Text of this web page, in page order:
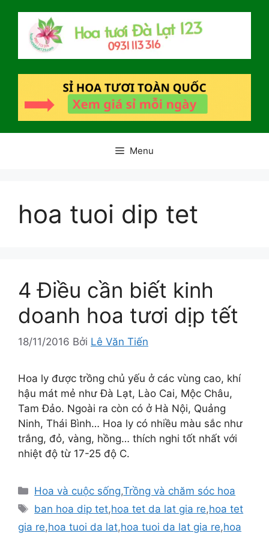
Menu
hoa tuoi dip tet
4 Điều cần biết kinh
doanh hoa tươi dịp tết
18/11/2016 Bởi Lê Văn Tiến
Hoa ly được trồng chủ yếu ở các vùng cao, khí
hậu mát mẻ như Đà Lạt, Lào Cai, Mộc Châu,
Tam Đảo. Ngoài ra còn có ở Hà Nội, Quảng
Ninh, Thái Bình… Hoa ly có nhiều màu sắc như
trắng, đỏ, vàng, hồng… thích nghi tốt nhất với
nhiệt độ từ 17-25 độ C.
Danh
mục
Hoa và cuộc sống,Trồng và chăm sóc hoa
Thẻ
ban hoa dip tet,hoa tet da lat gia re,hoa tet
gia re,hoa tuoi da lat,hoa tuoi da lat gia re,hoa